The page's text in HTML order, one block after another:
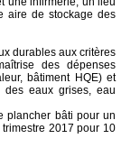
aire de stockage des
durables aux critères
des dépenses
bâtiment HQE) et
des eaux grises, eau
plancher bâti pour un
2017 pour 10